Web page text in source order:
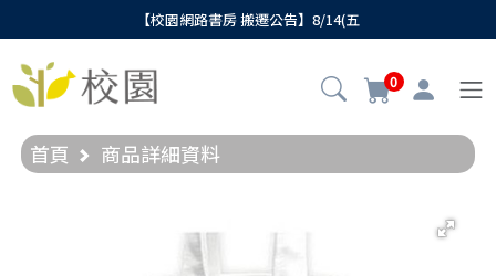
【校園網路書房 搬遷公告】8/14(五
0
首頁 商品詳細資料